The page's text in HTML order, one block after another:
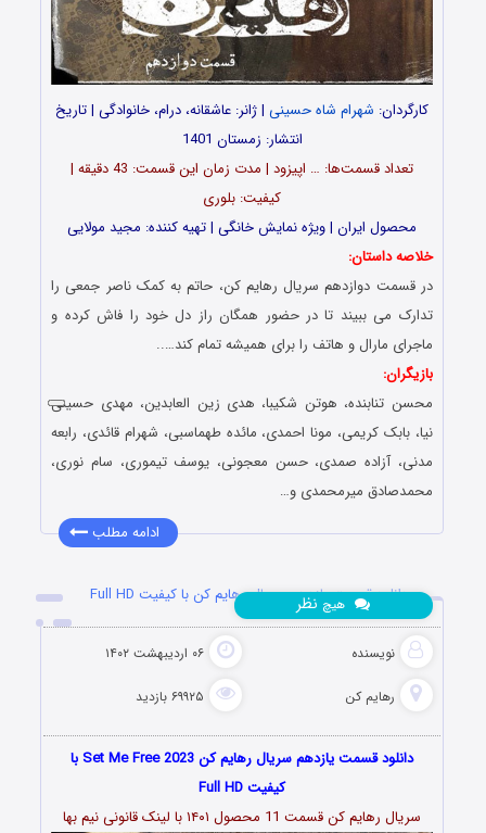
کارگردان: شهرام شاه حسینی | ژانر: عاشقانه، درام، خانوادگی | تاریخ
انتشار: زمستان 1401
تعداد قسمت‌ها: … اپیزود | مدت زمان این قسمت: 43 دقیقه |
کیفیت: بلوری
محصول ایران | ویژه نمایش خانگی | تهیه کننده: مجید مولایی
خلاصه داستان:
در قسمت دوازدهم سریال رهایم کن، حاتم به کمک ناصر جمعی را
تدارک می ببیند تا در حضور همگان راز دل خود را فاش کرده و
ماجرای مارال و هاتف را برای همیشه تمام کند…..
بازیگران:
محسن تنابنده، هوتن شکیبا، هدی زین العابدین، مهدی حسینی
نیا، بابک کریمی، مونا احمدی، مائده طهماسبی، شهرام قائدی، رابعه
مدنی، آزاده صمدی، حسن معجونی، یوسف تیموری، سام نوری،
محمدصادق میرمحمدی و…
ادامه مطلب
دانلود قسمت یازدهم سریال رهایم کن با کیفیت Full HD
نویسنده ۰۶ اردیبهشت ۱۴۰۲
رهایم کن ۶۹۹۲۵ بازدید
هیچ نظر
دانلود قسمت یازدهم سریال رهایم کن Set Me Free 2023 با
کیفیت Full HD
سریال رهایم کن قسمت 11 محصول ۱۴۰۱ با لینک قانونی نیم بها